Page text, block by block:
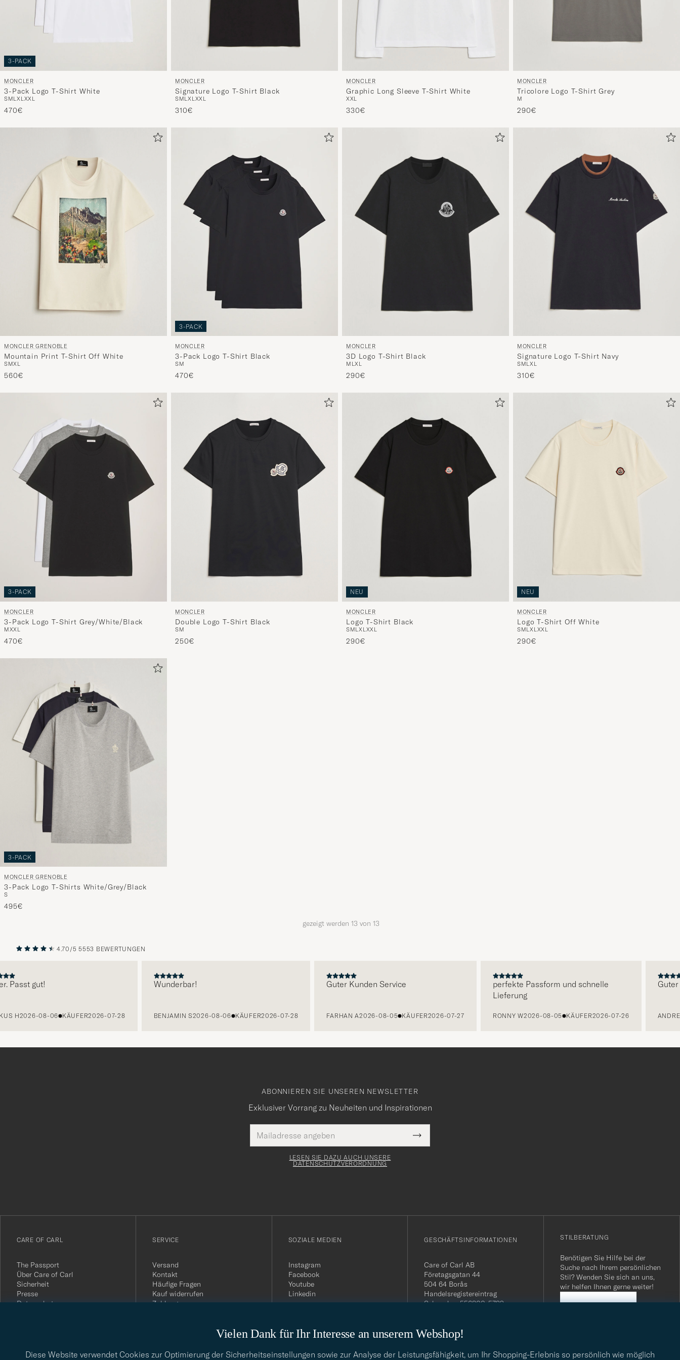
3-PACK
MONCLER
3-Pack Logo T-Shirt White
SMLXL XXL
470€
MONCLER
Signature Logo T-Shirt Black
SMLXL XXL
310€
MONCLER
Graphic Long Sleeve T-Shirt White
XXL
330€
MONCLER
Tricolore Logo T-Shirt Grey
M
290€
MONCLER GRENOBLE
Mountain Print T-Shirt Off White
SMXL
560€
3-PACK
MONCLER
3-Pack Logo T-Shirt Black
SM
470€
MONCLER
3D Logo T-Shirt Black
M LXL
290€
MONCLER
Signature Logo T-Shirt Navy
SMLXL
310€
3-PACK
MONCLER
3-Pack Logo T-Shirt Grey/White/Black
MXXL
470€
MONCLER
Double Logo T-Shirt Black
SM
250€
NEU
MONCLER
Logo T-Shirt Black
SMLXL XXL
290€
NEU
MONCLER
Logo T-Shirt Off White
SMLXL XXL
290€
3-PACK
MONCLER GRENOBLE
3-Pack Logo T-Shirts White/Grey/Black
S
495€
gezeigt werden 13 von 13
VORHERIGE
4.70/5 5553 BEWERTUNGEN
gut!
H2026-08-06 KÄUFER2026-07-28
Wunderbar!
BENJAMIN S 2026-08-06 KÄUFER2026-07-28
Guter Kunden Service
FARHAN A2026-08-05 KÄUFER2026-07-27
perfekte Passform und schnelle
Lieferung
RONNY W2026-08-05 KÄUFER2026-07-26
Guter
ANDREA K
Vielen Dank für Ihr Interesse an unserem Webshop!
Diese Website verwendet Cookies zur Optimierung der Sicherheitseinstellungen sowie zur Analyse der Leistungsfähigkeit, um Ihr Shopping-Erlebnis so persönlich wie möglich
ABONNIEREN SIE UNSEREN NEWSLETTER
Exklusiver Vorrang zu Neuheiten und Inspirationen
Mail
Adresse
Pflichtfeld
Submit
Newsletter
till
nyhetsbrev!
LESEN SIE DAZU AUCH UNSERE
DATENSCHUTZVERORDNUNG
CARE OF CARL
The Passport
Über Care of Carl
Sicherheit
Presse
Datenschutz
SERVICE
Versand
Kontakt
Häufige Fragen
Kauf widerrufen
Zahlung
SOZIALE MEDIEN
Instagram
Facebook
Youtube
Linkedin
GESCHÄFTSINFORMATIONEN
Care of Carl AB
Företagsgatan 44
504 64 Borås
Handelsregistereintrag
Schweden: 556800-5739
USt-IdNr.: SE556800573901
040 / 22 63 88 96
E-Mail-Adresse:
STILBERATUNG
Benötigen Sie Hilfe bei der
Suche nach Ihrem persönlichen
Stil? Wenden Sie sich an uns,
wir helfen Ihnen gerne weiter!
STILBERATUNG